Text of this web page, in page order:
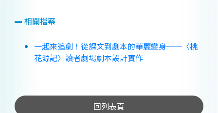
相關檔案
一起來追劇！從課文到劇本的華麗變身──〈桃
花源記〉讀者劇場劇本設計實作
回列表頁